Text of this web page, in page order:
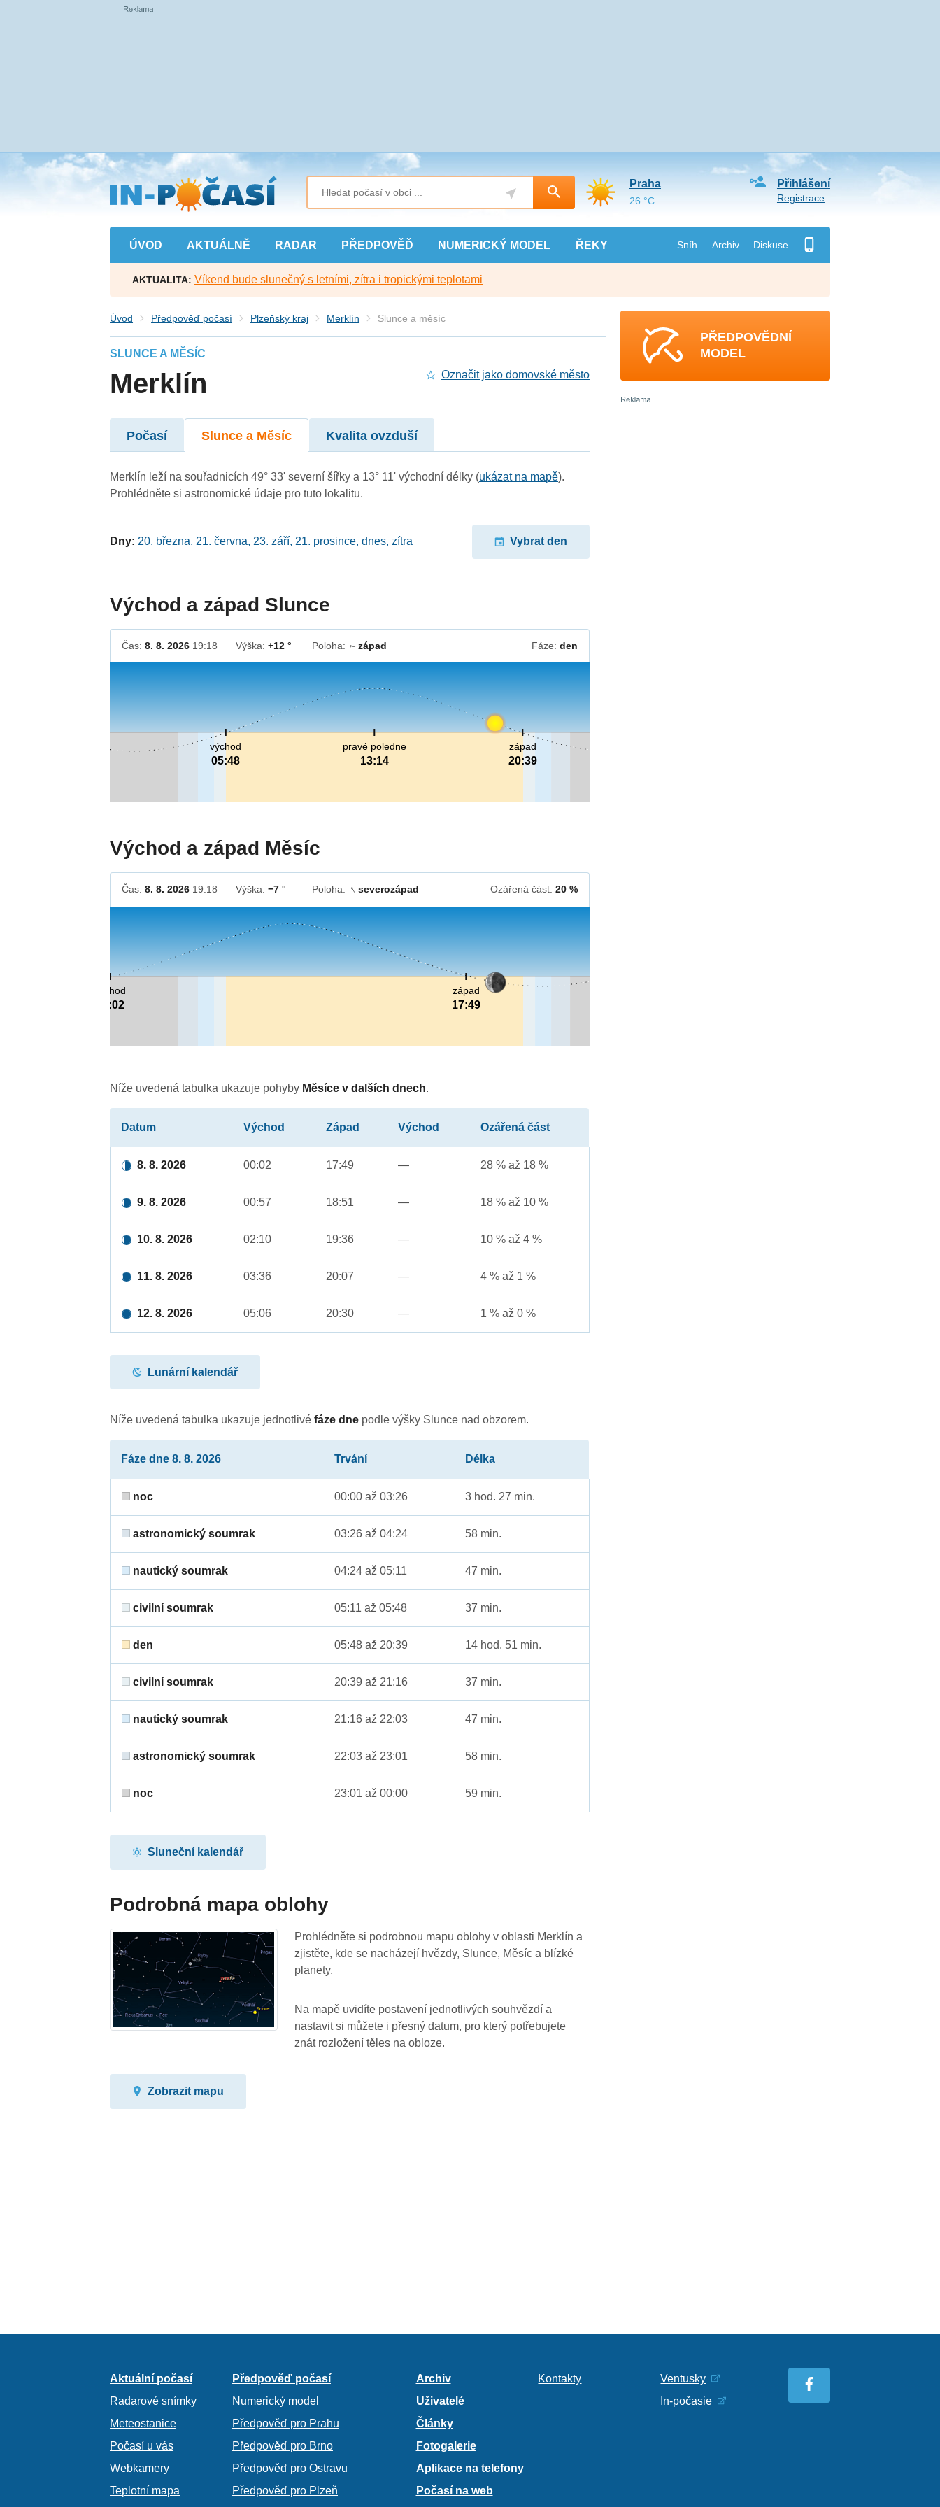
Přejít
na
hlavní
obsah
ÚVOD AKTUÁLNĚ RADAR PŘEDPOVĚĎ NUMERICKÝ MODEL ŘEKY Sníh Archiv Diskuse
Přihlášení
Registrace
Praha
26 °C
AKTUALITA: Víkend bude slunečný s letními, zítra i tropickými teplotami
Úvod Předpověď počasí Plzeňský kraj Merklín Slunce a měsíc
SLUNCE A MĚSÍC
Merklín Označit jako domovské město
Počasí Slunce a Měsíc Kvalita ovzduší
Merklín leží na souřadnicích 49° 33' severní šířky a 13° 11' východní délky (ukázat na mapě).
Prohlédněte si astronomické údaje pro tuto lokalitu.
Dny: 20. března, 21. června, 23. září, 21. prosince,dnes,zítra Vybrat den
Východ a západ Slunce
Čas:8. 8. 2026 19:18 Výška:+12 ° Poloha: ↓západ Fáze: den
pravé poledne
13:14
východ
05:48
západ
20:39
Východ a západ Měsíc
Čas:8. 8. 2026 19:18 Výška:−7 ° Poloha: ↓ severozápad Ozářená část: 20 %
východ
00:02
západ
17:49
Níže uvedená tabulka ukazuje pohyby Měsíce v dalších dnech.
Datum Východ Západ Východ Ozářená část
8. 8. 2026 00:02 17:49 — 28 % až 18 %
9. 8. 2026 00:57 18:51 — 18 % až 10 %
10. 8. 2026 02:10 19:36 — 10 % až 4 %
11. 8. 2026 03:36 20:07 — 4 % až 1 %
12. 8. 2026 05:06 20:30 — 1 % až 0 %
Lunární kalendář
Níže uvedená tabulka ukazuje jednotlivéfáze dne podle výšky Slunce nad obzorem.
Fáze dne 8. 8. 2026 Trvání Délka
noc 00:00 až 03:26 3 hod. 27 min.
astronomický soumrak 03:26 až 04:24 58 min.
nautický soumrak 04:24 až 05:11 47 min.
civilní soumrak 05:11 až 05:48 37 min.
den 05:48 až 20:39 14 hod. 51 min.
civilní soumrak 20:39 až 21:16 37 min.
nautický soumrak 21:16 až 22:03 47 min.
astronomický soumrak 22:03 až 23:01 58 min.
noc 23:01 až 00:00 59 min.
Sluneční kalendář
Podrobná mapa oblohy
Prohlédněte si podrobnou mapu oblohy v oblasti Merklín a
zjistěte, kde se nacházejí hvězdy, Slunce, Měsíc a blízké
planety.
Na mapě uvidíte postavení jednotlivých souhvězdí a
nastavit si můžete i přesný datum, pro který potřebujete
znát rozložení těles na obloze.
Zobrazit mapu
PŘEDPOVĚDNÍ
MODEL
Aktuální počasí
Radarové snímky
Meteostanice
Počasí u vás
Webkamery
Teplotní mapa
Předpověď počasí
Numerický model
Předpověď pro Prahu
Předpověď pro Brno
Předpověď pro Ostravu
Předpověď pro Plzeň
Archiv
Uživatelé
Články
Fotogalerie
Aplikace na telefony
Počasí na web
Kontakty
Ventusky
In-počasie